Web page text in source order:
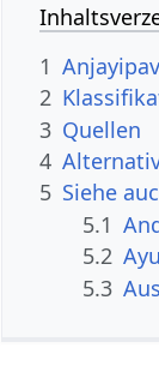
1
2
3 Quellen
4
5 Siehe
5.1
5.2
5.3